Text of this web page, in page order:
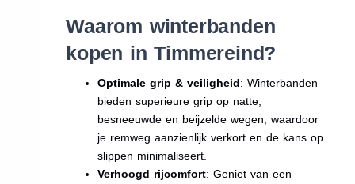
Waarom winterbanden
kopen in Timmereind?
Optimale grip & veiligheid: Winterbanden
bieden superieure grip op natte,
besneeuwde en beijzelde wegen, waardoor
je remweg aanzienlijk verkort en de kans op
slippen minimaliseert.
Verhoogd rijcomfort: Geniet van een